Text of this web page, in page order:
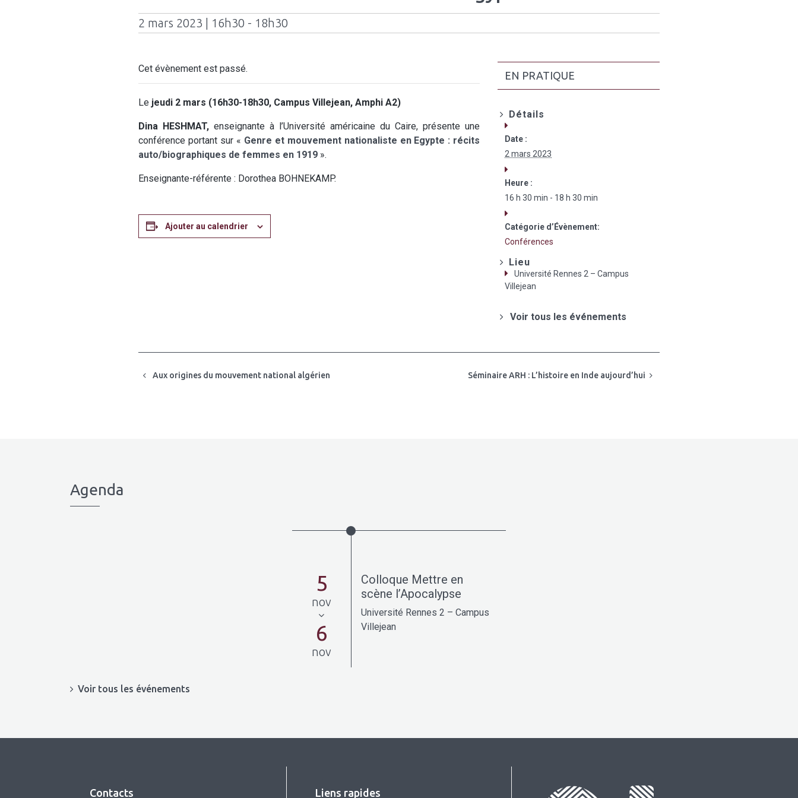
2 mars 2023 | 16h30 - 18h30
Cet évènement est passé.
Le jeudi2 mars (16h30-18h30, Campus Villejean, Amphi A2)
Dina HESHMAT, enseignante à l’Université américaine du Caire, présente une
conférence portant sur « Genre et mouvement nationaliste en Egypte : récits
auto/biographiques de femmes en 1919».
Enseignante-référente : Dorothea BOHNEKAMP.
Ajouter au calendrier
EN PRATIQUE
Détails
Date :
2 mars 2023
Heure :
16 h 30 min - 18 h 30 min
Catégorie d’Évènement:
Conférences
Lieu
Université Rennes 2 – Campus
Villejean
Voir tous les événements
Aux origines du mouvement national algérien Séminaire ARH : L’histoire en Inde aujourd’hui
Agenda
5
nov
6
nov
Colloque Mettre en
scène l’Apocalypse
Université Rennes 2 – Campus
Villejean
Voir tous les événements
Contacts Liens rapides